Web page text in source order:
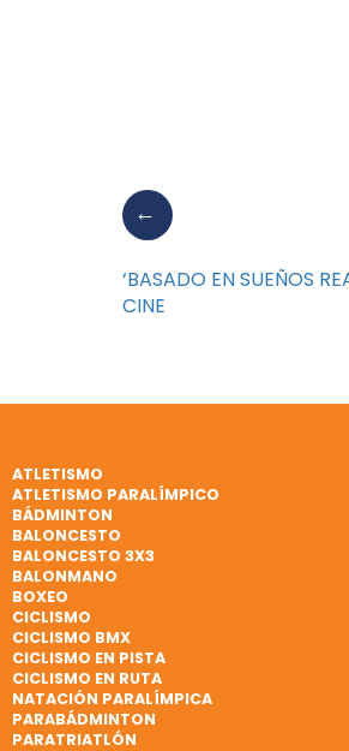
‘BASADO EN SUEÑOS
CINE
ATLETISMO
ATLETISMO PARALÍMPICO
BÁDMINTON
BALONCESTO
BALONCESTO 3X3
BALONMANO
BOXEO
CICLISMO
CICLISMO BMX
CICLISMO EN PISTA
CICLISMO EN RUTA
NATACIÓN PARALÍMPICA
PARABÁDMINTON
PARATRIATLÓN